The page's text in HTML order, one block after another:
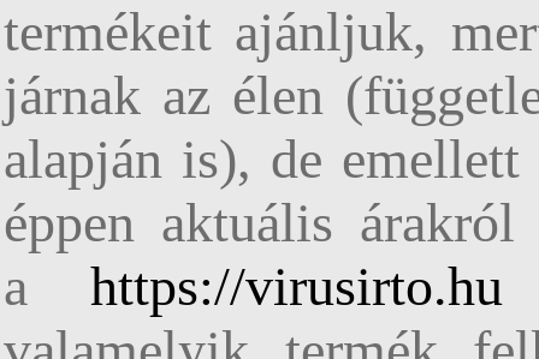
termékeit ajánljuk,
járnak az élen
alapján is), de
éppen aktuális
a https://virusirto.hu